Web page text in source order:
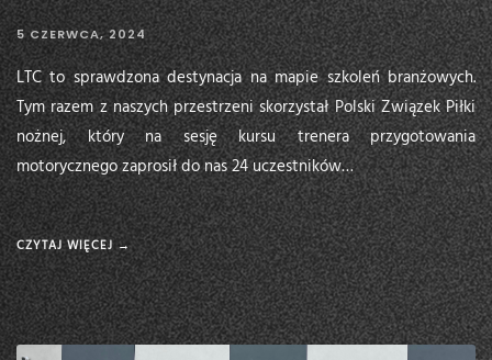
5 CZERWCA, 2024
LTC to sprawdzona destynacja na mapie szkoleń branżowych.
Tym razem z naszych przestrzeni skorzystał Polski Związek Piłki
nożnej, który na sesję kursu trenera przygotowania
motorycznego zaprosił do nas 24 uczestników…
CZYTAJ WIĘCEJ →